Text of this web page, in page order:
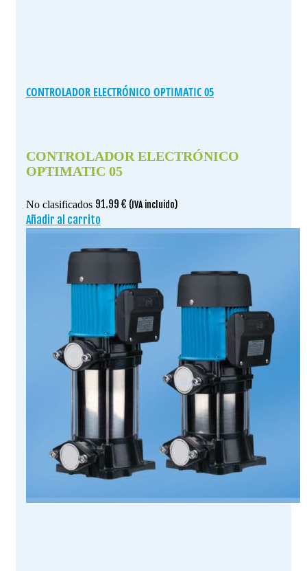
CONTROLADOR ELECTRÓNICO OPTIMATIC 05
CONTROLADOR ELECTRÓNICO
OPTIMATIC 05
No clasificados 91.99 € (IVA incluido)
Añadir al carrito